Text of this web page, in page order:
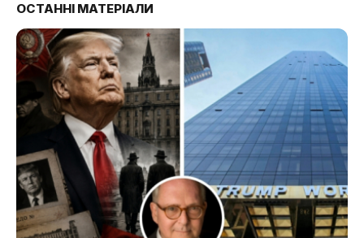
ОСТАННІ МАТЕРІАЛИ